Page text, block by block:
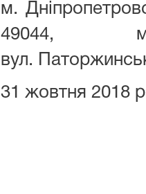
м.
49044,
вул.
31 жовтня 2018